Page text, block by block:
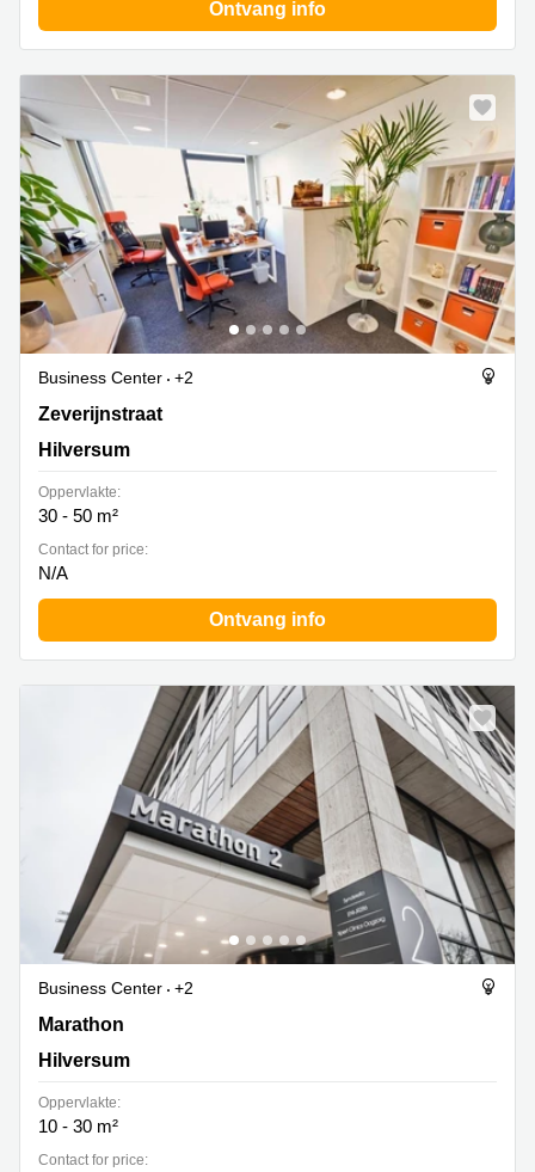
Ontvang info
Business Center
+2
Zeverijnstraat 6, Hilversum
Zeverijnstraat
Hilversum
Oppervlakte:
30 - 50 m²
Contact for price:
N/A
Ontvang info
Business Center
+2
Marathon 2, Hilversum
Marathon
Hilversum
Oppervlakte:
10 - 30 m²
Contact for price: